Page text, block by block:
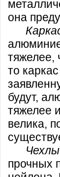
она
тяжелее,
то
будут,
тяжелее
велика,
прочных